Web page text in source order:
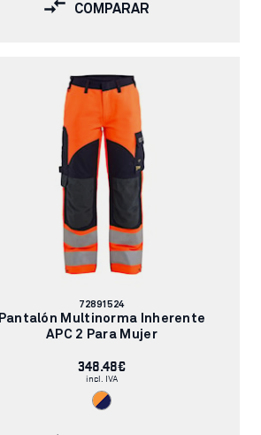
COMPARAR
Número
de
artículo:
72891524
Pantalón Multinorma Inherente
APC 2 Para Mujer
348.48€
incl. IVA